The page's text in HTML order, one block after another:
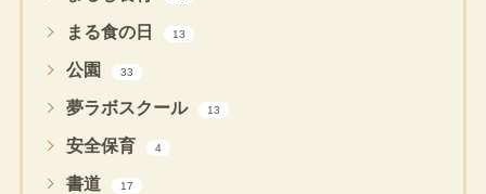
まる食の日 13
公園 33
夢ラボスクール 13
安全保育 4
書道 17